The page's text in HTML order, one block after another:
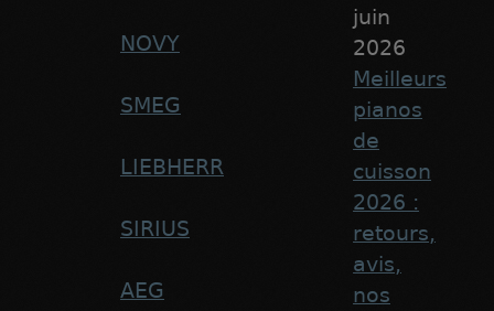
NOVY
SMEG
LIEBHERR
SIRIUS
AEG
juin
2026
Meilleurs
pianos
de
cuisson
2026 :
retours,
avis,
nos